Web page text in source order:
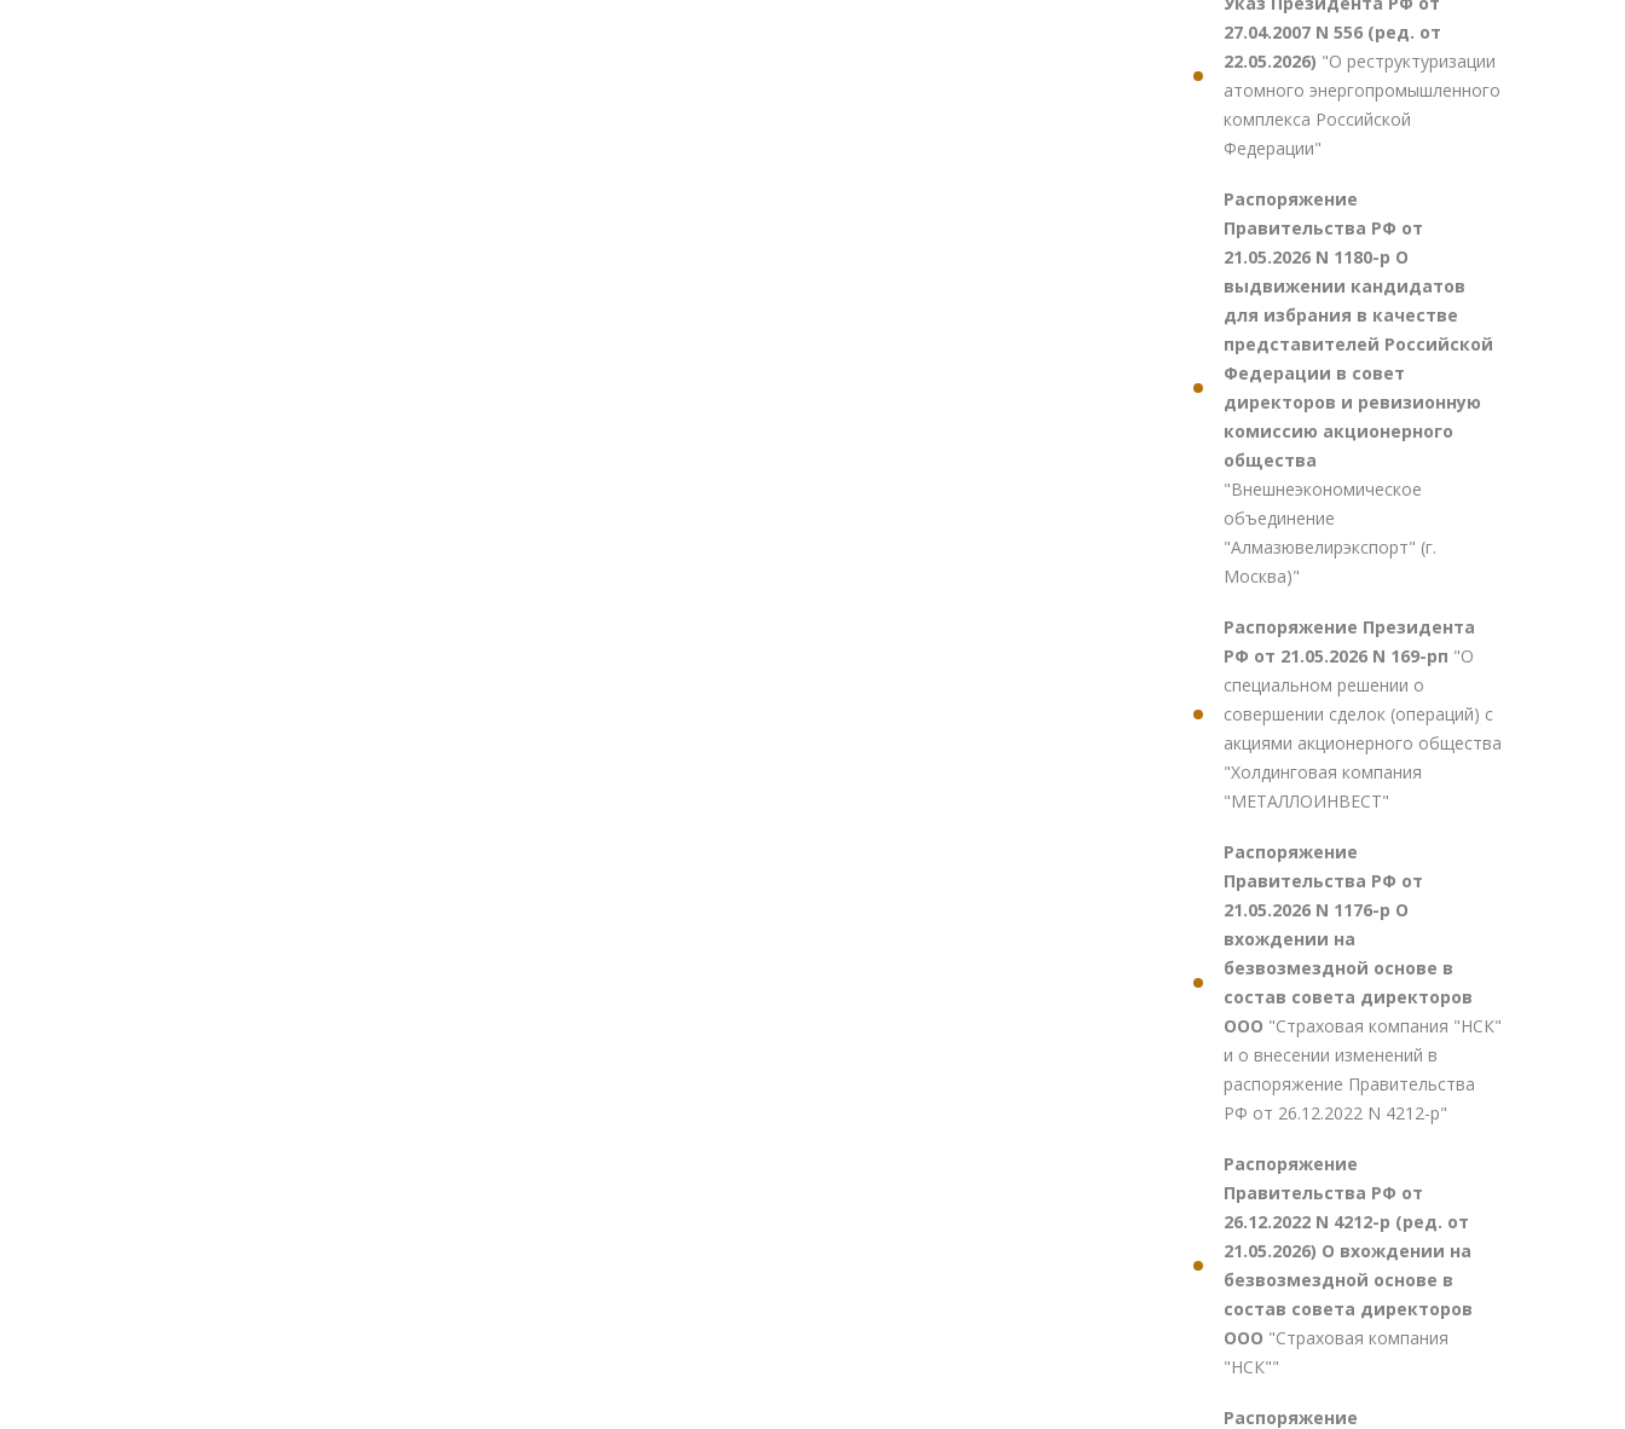
27.04.2007 N 556 (ред. от
22.05.2026) "О реструктуризации
атомного энергопромышленного
комплекса Российской
Федерации"
Распоряжение
Правительства РФ от
21.05.2026 N 1180-р О
выдвижении кандидатов
для избрания в качестве
представителей Российской
Федерации в совет
директоров и ревизионную
комиссию акционерного
общества
"Внешнеэкономическое
объединение
"Алмазювелирэкспорт" (г.
Москва)"
Распоряжение Президента
РФ от 21.05.2026 N 169-рп "О
специальном решении о
совершении сделок (операций) с
акциями акционерного общества
"Холдинговая компания
"МЕТАЛЛОИНВЕСТ"
Распоряжение
Правительства РФ от
21.05.2026 N 1176-р О
вхождении на
безвозмездной основе в
состав совета директоров
ООО "Страховая компания "НСК"
и о внесении изменений в
распоряжение Правительства
РФ от 26.12.2022 N 4212-р"
Распоряжение
Правительства РФ от
26.12.2022 N 4212-р (ред. от
21.05.2026) О вхождении на
безвозмездной основе в
состав совета директоров
ООО "Страховая компания
"НСК""
Распоряжение